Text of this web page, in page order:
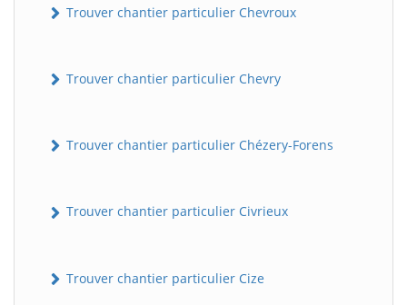
Trouver chantier particulier Chevroux
Trouver chantier particulier Chevry
Trouver chantier particulier Chézery-Forens
Trouver chantier particulier Civrieux
Trouver chantier particulier Cize